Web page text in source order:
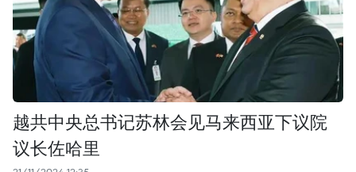
越共中央总书记苏林会见马来西亚下议院
议长佐哈里